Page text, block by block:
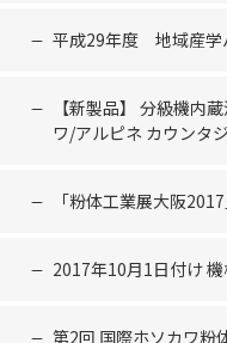
平成29年度 地域産学
【新製品】 分級機内
ワ/アルピネ カウンタ
「粉体工業展大阪
2017年10月1日付け
第2回 国際ホソカワ粉